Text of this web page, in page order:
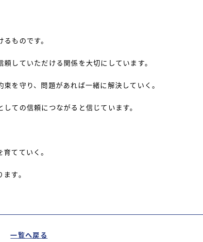
ものです。
していただける関係を大切にしています。
を守り、問題があれば一緒に解決していく。
ての信頼につながると信じています。
てていく。
す。
一覧へ戻る